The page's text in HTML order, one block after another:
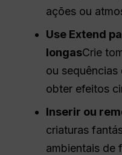
ações ou
Use Extend
longasCrie
ou
obter efeitos
Inserir ou
criaturas
ambientais de